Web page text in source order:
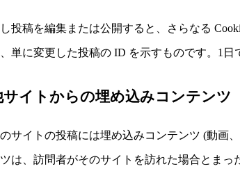
投稿を編集または公開すると、さらなる
単に変更した投稿の ID を示すものです。1日
サイトからの埋め込みコンテンツ
サイトの投稿には埋め込みコンテンツ (動画
は、訪問者がそのサイトを訪れた場合とまっ